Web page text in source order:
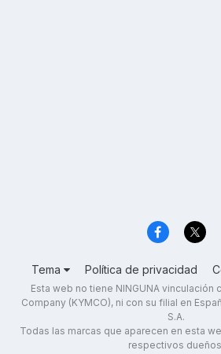
Tema Política de privacidad
Esta web no tiene NINGUNA vinculación
Company (KYMCO), ni con su filial en
S.A.
Todas las marcas que aparecen en esta
respectivos